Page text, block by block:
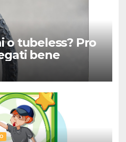
o tubeless? Pro
bene